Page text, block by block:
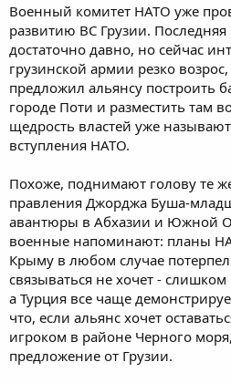
Военный комитет НАТО уже
развитию ВС Грузии.
достаточно давно, но сейчас
грузинской армии резко
предложил альянсу построить
городе Поти и разместить там
щедрость властей уже
вступления НАТО.
Похоже, поднимают голову те
правления Джорджа Буша-
авантюры в Абхазии и Южной
военные напоминают: планы
Крыму в любом случае
связываться не хочет -
а Турция все чаще
что, если альянс хочет
игроком в районе Черного
предложение от Грузии.